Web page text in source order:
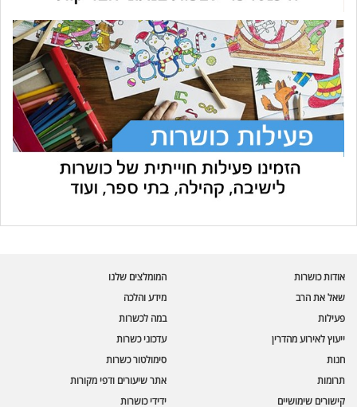
אודות כושרות
שאל את הרב
פעילות
ייעוץ לאירוע מהדרין
המומלצים שלנו
מידע והלכה
במה לכשרות
עדכוני כשרות
חנות
תרומות
קישורים שימושיים
סימולטור כשרות
אתר שיעורים ודפי מקורות
ידידי כושרות
🪲 בדיקת חרקים
מספר כושרות ומאמרי האתר